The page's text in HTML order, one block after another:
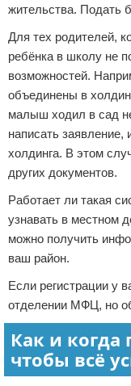
жительства. Подать
Для тех родителей,
ребёнка в школу не
возможностей.
объединены в
малыш ходил в сад
написать заявление,
холдинга. В этом
других документов.
Работает ли такая
узнавать в местном
можно получить
ваш район.
Если регистрации у
отделении МФЦ, но
Как и когда
чтобы всё